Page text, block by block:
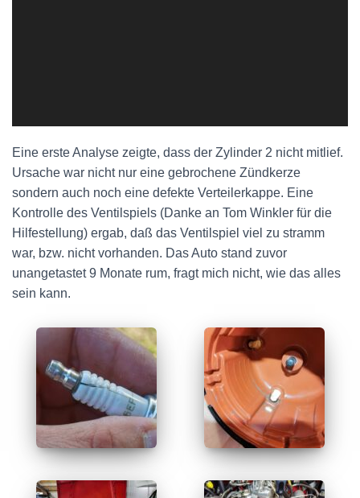
Eine erste Analyse zeigte, dass der Zylinder 2 nicht mitlief.
Ursache war nicht nur eine gebrochene Zündkerze
sondern auch noch eine defekte Verteilerkappe. Eine
Kontrolle des Ventilspiels (Danke an Tom Winkler für die
Hilfestellung) ergab, daß das Ventilspiel viel zu stramm
war, bzw. nicht vorhanden. Das Auto stand zuvor
unangetastet 9 Monate rum, fragt mich nicht, wie das alles
sein kann.